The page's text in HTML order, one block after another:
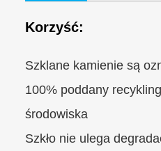
Korzyść:
Szklane kamienie są
100% poddany
środowiska
Szkło nie ulega